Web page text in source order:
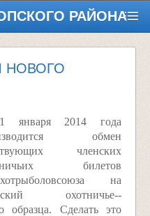
РАЙОНА
НОВОГО
2014 года
обмен
членских
билетов
на
охотничье-­
образца. Сделать это